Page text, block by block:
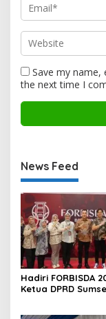
Save my
the next time I
News Feed
Hadiri FORBISDA
Ketua DPRD